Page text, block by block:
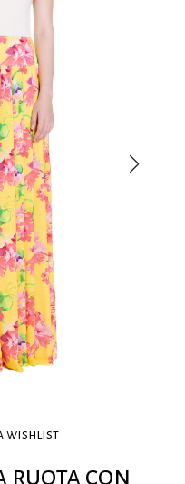
ruota con
wishlist